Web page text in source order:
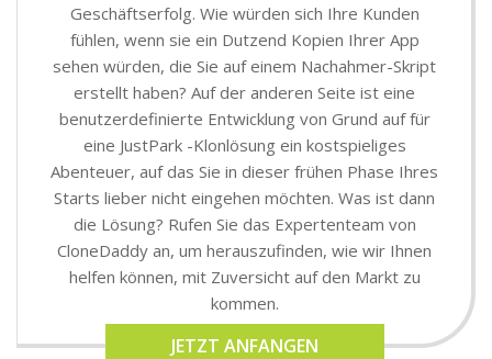
Geschäftserfolg. Wie würden sich Ihre Kunden
fühlen, wenn sie ein Dutzend Kopien Ihrer App
sehen würden, die Sie auf einem Nachahmer-Skript
erstellt haben? Auf der anderen Seite ist eine
benutzerdefinierte Entwicklung von Grund auf für
eine JustPark -Klonlösung ein kostspieliges
Abenteuer, auf das Sie in dieser frühen Phase Ihres
Starts lieber nicht eingehen möchten. Was ist dann
die Lösung? Rufen Sie das Expertenteam von
CloneDaddy an, um herauszufinden, wie wir Ihnen
helfen können, mit Zuversicht auf den Markt zu
kommen.
JETZT ANFANGEN